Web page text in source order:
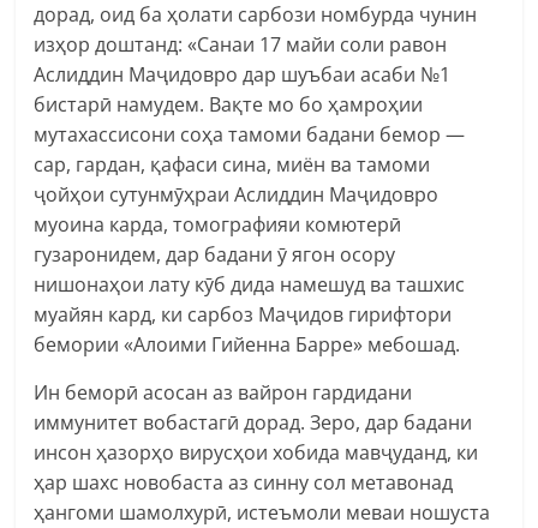
дорад, оид ба ҳолати сарбози номбурда чунин
изҳор доштанд: «Санаи 17 майи соли равон
Аслиддин Маҷидовро дар шуъбаи асаби №1
бистарӣ намудем. Вақте мо бо ҳамроҳии
мутахассисони соҳа тамоми бадани бемор —
сар, гардан, қафаси сина, миён ва тамоми
ҷойҳои сутунмӯҳраи Аслиддин Маҷидовро
муоина карда, томографияи комютерӣ
гузаронидем, дар бадани ӯ ягон осору
нишонаҳои лату кӯб дида намешуд ва ташхис
муайян кард, ки сарбоз Маҷидов гирифтори
бемории «Алоими Гийенна Барре» мебошад.
Ин беморӣ асосан аз вайрон гардидани
иммунитет вобастагӣ дорад. Зеро, дар бадани
инсон ҳазорҳо вирусҳои хобида мавҷуданд, ки
ҳар шахс новобаста аз синну сол метавонад
ҳангоми шамолхурӣ, истеъмоли меваи ношуста